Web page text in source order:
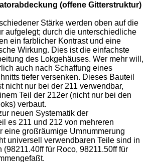
(offene Gitterstruktur)
Stärke werden oben auf die
aufgelegt; durch die unterschiedliche
ein farblicher Kontrast und eine
Wirkung. Dies ist die einfachste
des Lokgehäuses. Wer mehr will,
auch nach Schaffung eines
tiefer versenken. Dieses Bauteil
nicht nur bei der 211 verwendbar,
Teil der 212er (nicht nur bei den
verbaut.
neuen Systematik der
es 211 und 212 von mehreren
eine großräumige Umnummerung
universell verwendbaren Teile sind in
(98211.40ff für Roco, 98211.50ff für